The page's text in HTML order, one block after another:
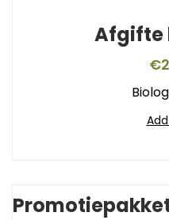
Afgifte
€